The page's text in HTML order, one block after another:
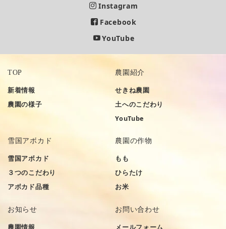
Instagram
Facebook
YouTube
TOP
新着情報
農園の様子
農園紹介
せきね農園
土へのこだわり
YouTube
雪国アボカド
雪国アボカド
３つのこだわり
アボカド品種
農園の作物
もも
ひらたけ
お米
お知らせ
農園情報
お問い合わせ
メールフォーム